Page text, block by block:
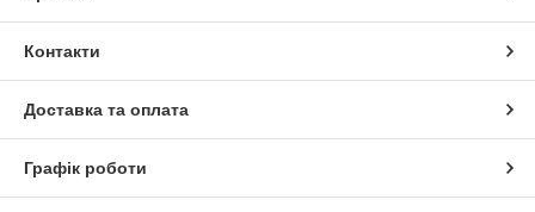
Контакти
Доставка та оплата
Графік роботи